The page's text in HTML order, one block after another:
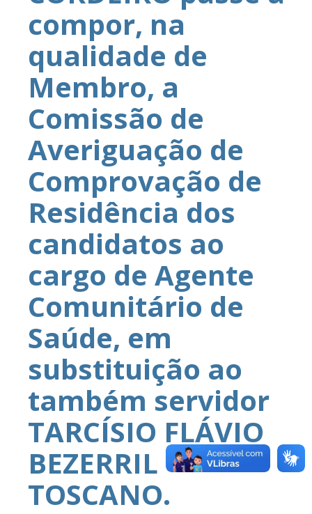
compor, na
qualidade de
Membro, a
Comissão de
Averiguação de
Comprovação de
Residência dos
candidatos ao
cargo de Agente
Comunitário de
Saúde, em
substituição ao
também servidor
TARCÍSIO FLÁVIO
BEZERRIL
TOSCANO.